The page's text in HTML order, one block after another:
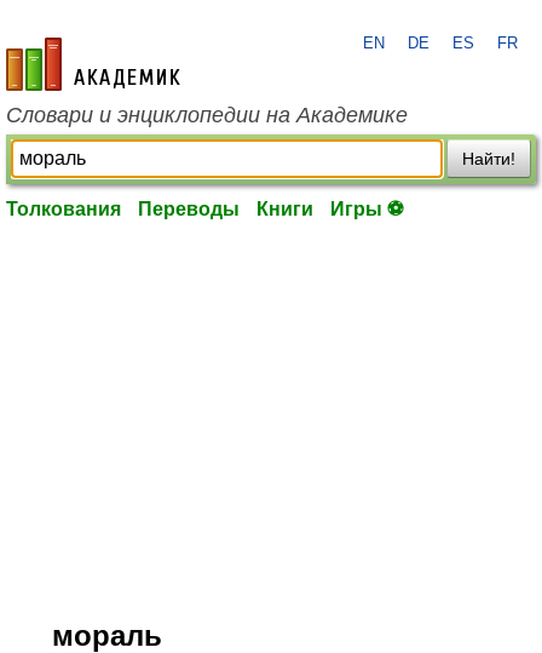
academic.ru
EN DE ES FR
Словари и энциклопедии на Академике
Найти!
Толкования Переводы Книги Игры ⚽
мораль